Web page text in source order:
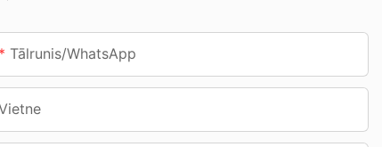
Tālrunis/WhatsApp